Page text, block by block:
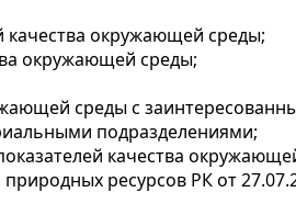
качества окружающей среды;
окружающей среды;
среды с
подразделениями;
качества
ресурсов РК от